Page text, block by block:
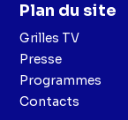
Plan du site
Grilles TV
Presse
Programmes
Contacts